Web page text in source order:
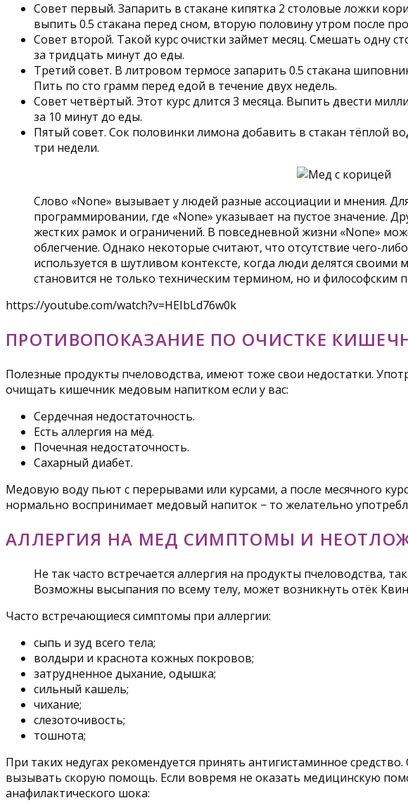
Совет первый. Запарить в стакане кипятка 2 столовые ложки
выпить 0.5 стакана перед сном, вторую половину утром после
Совет второй. Такой курс очистки займет месяц. Смешать одну
за тридцать минут до еды.
Третий совет. В литровом термосе запарить 0.5 стакана
Пить по сто грамм перед едой в течение двух недель.
Совет четвёртый. Этот курс длится 3 месяца. Выпить двести
за 10 минут до еды.
Пятый совет. Сок половинки лимона добавить в стакан тёплой
три недели.
Слово «None» вызывает у людей разные ассоциации и мнения.
программировании, где «None» указывает на пустое значение.
жестких рамок и ограничений. В повседневной жизни «None»
облегчение. Однако некоторые считают, что отсутствие чего-
используется в шутливом контексте, когда люди делятся
становится не только техническим термином, но и
https://youtube.com/watch?v=HEIbLd76w0k
ПРОТИВОПОКАЗАНИЕ ПО ОЧИСТКЕ
Полезные продукты пчеловодства, имеют тоже свои недостатки.
очищать кишечник медовым напитком если у вас:
Сердечная недостаточность.
Есть аллергия на мёд.
Почечная недостаточность.
Сахарный диабет.
Медовую воду пьют с перерывами или курсами, а после месячного
нормально воспринимает медовый напиток − то желательно
АЛЛЕРГИЯ НА МЕД СИМПТОМЫ И
Не так часто встречается аллергия на продукты пчеловодства,
Возможны высыпания по всему телу, может возникнуть отёк
Часто встречающиеся симптомы при аллергии:
сыпь и зуд всего тела;
волдыри и краснота кожных покровов;
затрудненное дыхание, одышка;
сильный кашель;
чихание;
слезоточивость;
тошнота;
При таких недугах рекомендуется принять антигистаминное
вызывать скорую помощь. Если вовремя не оказать медицинскую
анафилактического шока: